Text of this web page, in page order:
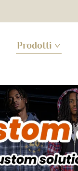
Prodotti